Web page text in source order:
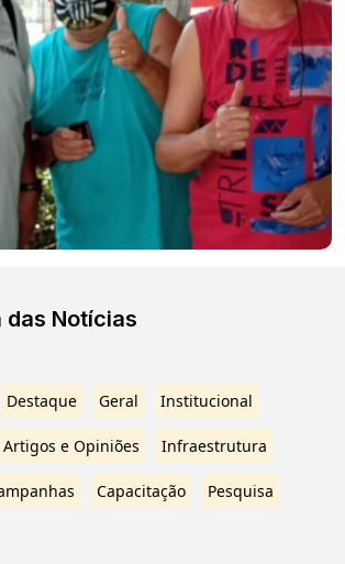
das Notícias
Destaque Geral Institucional
Artigos e Opiniões Infraestrutura
Capacitação Pesquisa